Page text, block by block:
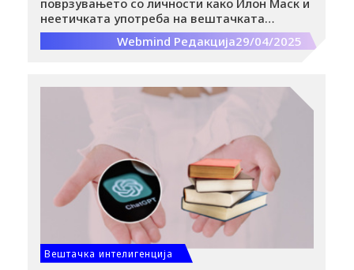
поврзувањето со личности како Илон Маск и
неетичката употреба на вештачката
интелигенција се идентификувани како
клучни фактори што можат сериозно да го
Webmind Редакција29/04/2025
Вештачка интелигенција